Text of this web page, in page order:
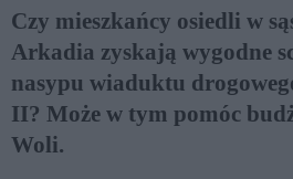
Czy mieszkańcy osiedli w
Arkadia zyskają wygodne
nasypu wiaduktu
II? Może w tym pomóc
Woli.